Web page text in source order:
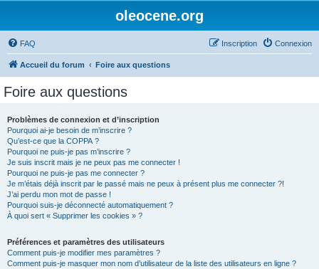
oleocene.org
FAQ Connexion
Inscription
Accueil du forum Foire aux questions
Foire aux questions
Problèmes de connexion et d’inscription
Pourquoi ai-je besoin de m’inscrire ?
Qu’est-ce que la COPPA ?
Pourquoi ne puis-je pas m’inscrire ?
Je suis inscrit mais je ne peux pas me connecter !
Pourquoi ne puis-je pas me connecter ?
Je m’étais déjà inscrit par le passé mais ne peux à présent plus me connecter ?!
J’ai perdu mon mot de passe !
Pourquoi suis-je déconnecté automatiquement ?
À quoi sert « Supprimer les cookies » ?
Préférences et paramètres des utilisateurs
Comment puis-je modifier mes paramètres ?
Comment puis-je masquer mon nom d’utilisateur de la liste des utilisateurs en ligne ?